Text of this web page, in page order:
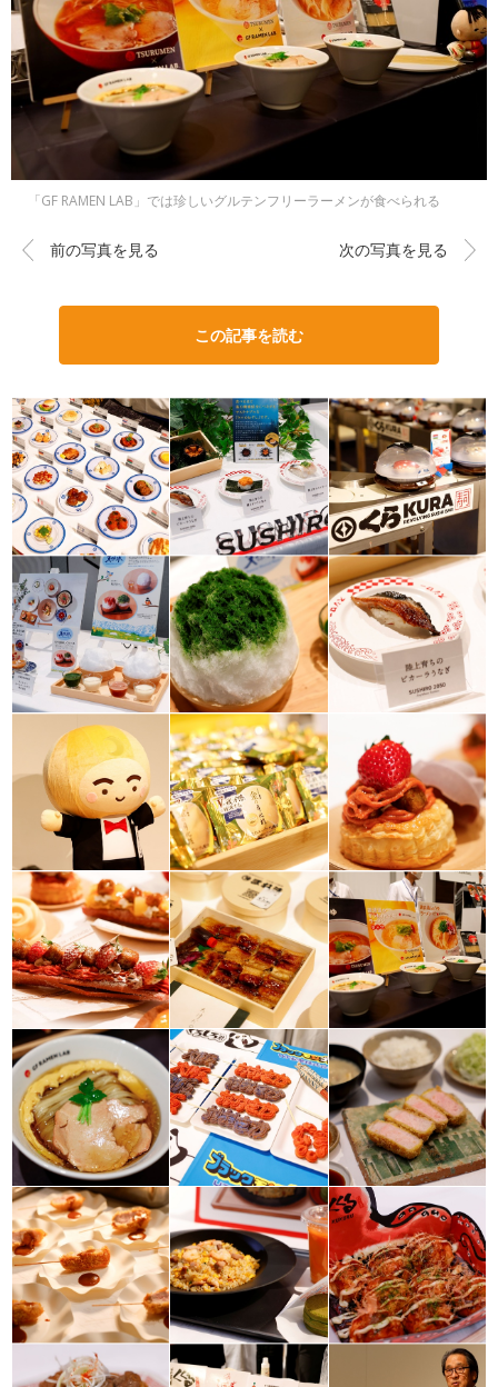
「GF RAMEN LAB」では珍しいグルテンフリーラーメンが食べられる
前の写真を見る 次の写真を見る
この記事を読む